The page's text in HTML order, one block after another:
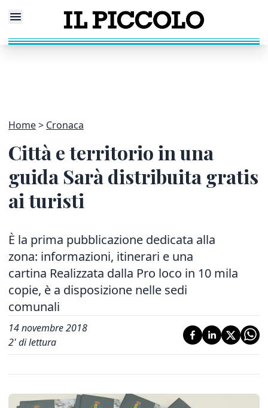
Home Cronaca
Città e territorio in una
guida Sarà distribuita gratis
ai turisti
È la prima pubblicazione dedicata alla
zona: informazioni, itinerari e una
cartina Realizzata dalla Pro loco in 10 mila
copie, è a disposizione nelle sedi
comunali
14 novembre 2018
2' di lettura